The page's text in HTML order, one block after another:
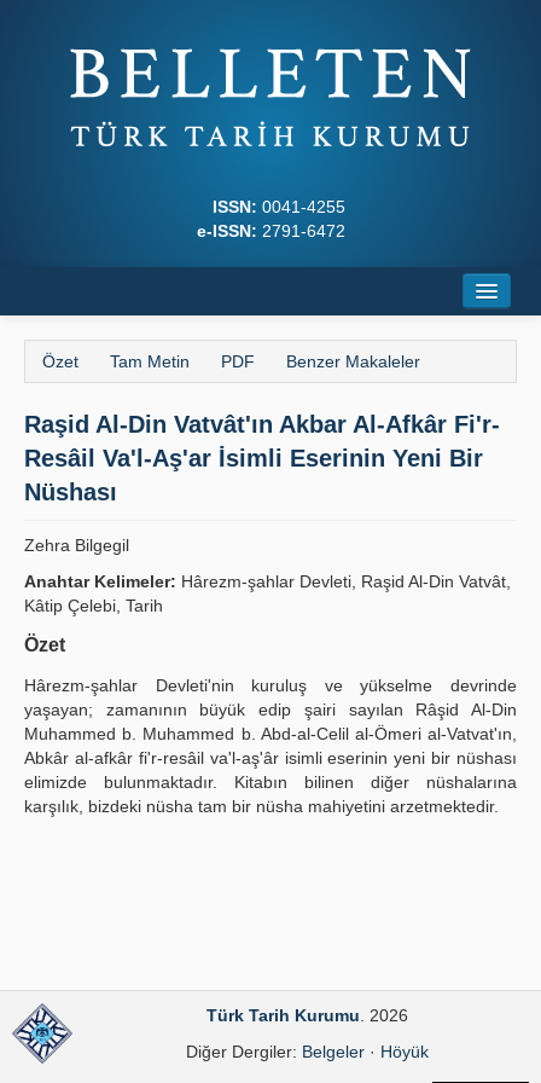
ISSN: 0041-4255
e-ISSN: 2791-6472
Hakkında
Dergi Kurulları
Yayın Politikaları
Kılavuzlar
Özet Tam Metin PDF Benzer Makaleler
Raşid Al-Din Vatvât'ın Akbar Al-Afkâr Fi'r-
Resâil Va'l-Aş'ar İsimli Eserinin Yeni Bir
Nüshası
Zehra Bilgegil
Anahtar Kelimeler: Hârezm-şahlar Devleti, Raşid Al-Din Vatvât,
Kâtip Çelebi, Tarih
Özet
Hârezm-şahlar Devleti'nin kuruluş ve yükselme devrinde
yaşayan; zamanının büyük edip şairi sayılan Râşid Al-Din
Muhammed b. Muhammed b. Abd-al-Celil al-Ömeri al-Vatvat'ın,
Abkâr al-afkâr fi'r-resâil va'l-aş'âr isimli eserinin yeni bir nüshası
elimizde bulunmaktadır. Kitabın bilinen diğer nüshalarına
karşılık, bizdeki nüsha tam bir nüsha mahiyetini arzetmektedir.
Türk Tarih Kurumu . 2026
Diğer Dergiler: Belgeler· Höyük